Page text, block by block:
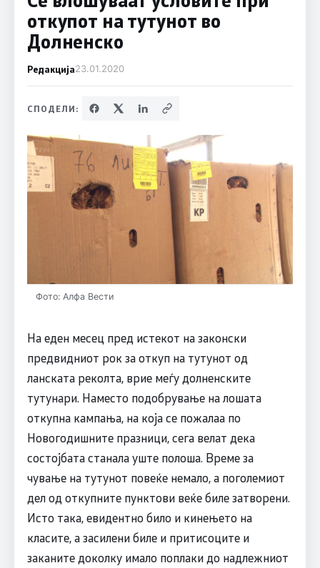
откупот на тутунот во
Долненско
Редакција23.01.2020
СПОДЕЛИ:
Фото: Алфа Вести
На еден месец пред истекот на законски
предвидниот рок за откуп на тутунот од
ланската реколта, врие меѓу долненските
тутунари. Наместо подобрување на лошата
откупна кампања, на која се пожалаа по
Новогодишните празници, сега велат дека
состојбата станала уште полоша. Време за
чување на тутунот повеќе немало, а поголемиот
дел од откупните пунктови веќе биле затворени.
Исто така, евидентно било и кинењето на
класите, а засилени биле и притисоците и
заканите доколку имало поплаки до надлежниот